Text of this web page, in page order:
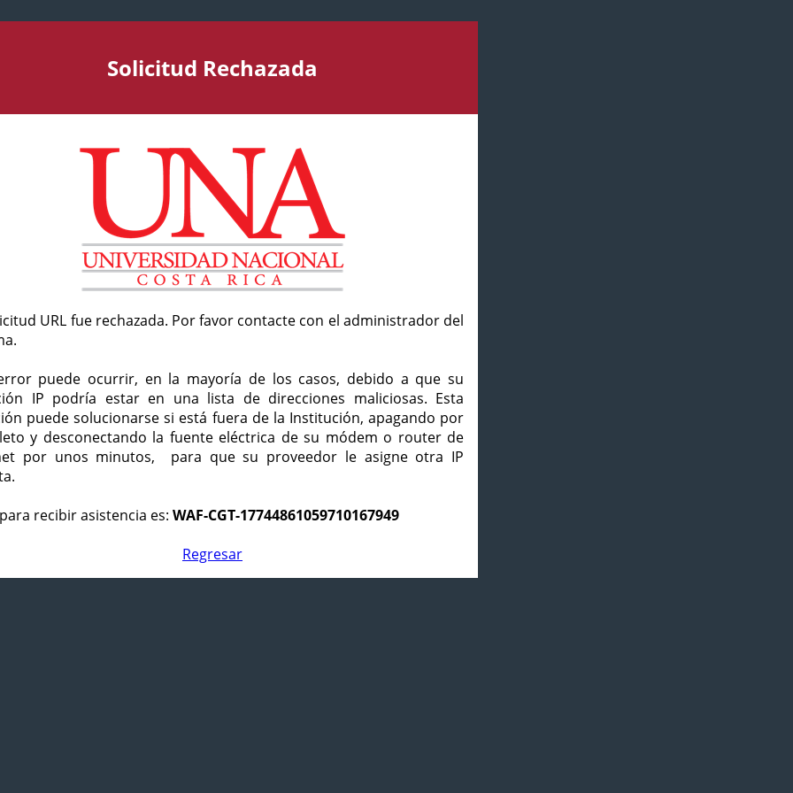
Solicitud Rechazada
URL fue rechazada. Por favor contacte con el administrador del
puede ocurrir, en la mayoría de los casos, debido a que su
IP podría estar en una lista de direcciones maliciosas. Esta
puede solucionarse si está fuera de la Institución, apagando por
y desconectando la fuente eléctrica de su módem o router de
por unos minutos, para que su proveedor le asigne otra IP
recibir asistencia es: WAF-CGT-17744861059710167949
Regresar